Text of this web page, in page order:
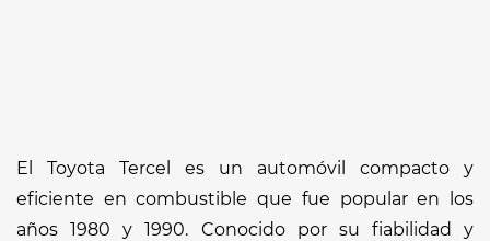
El Toyota Tercel es un automóvil compacto y
eficiente en combustible que fue popular en los
años 1980 y 1990. Conocido por su fiabilidad y